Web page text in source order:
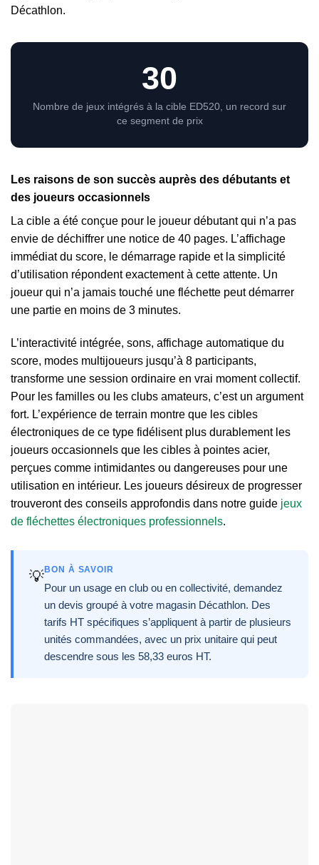
Décathlon.
30
Nombre de jeux intégrés à la cible ED520, un record sur
ce segment de prix
Les raisons de son succès auprès des débutants et
des joueurs occasionnels
La cible a été conçue pour le joueur débutant qui n’a pas
envie de déchiffrer une notice de 40 pages. L’affichage
immédiat du score, le démarrage rapide et la simplicité
d’utilisation répondent exactement à cette attente. Un
joueur qui n’a jamais touché une fléchette peut démarrer
une partie en moins de 3 minutes.
L’interactivité intégrée, sons, affichage automatique du
score, modes multijoueurs jusqu’à 8 participants,
transforme une session ordinaire en vrai moment collectif.
Pour les familles ou les clubs amateurs, c’est un argument
fort. L’expérience de terrain montre que les cibles
électroniques de ce type fidélisent plus durablement les
joueurs occasionnels que les cibles à pointes acier,
perçues comme intimidantes ou dangereuses pour une
utilisation en intérieur. Les joueurs désireux de progresser
trouveront des conseils approfondis dans notre guide jeux
de fléchettes électroniques professionnels.
💡BON À SAVOIR
Pour un usage en club ou en collectivité, demandez
un devis groupé à votre magasin Décathlon. Des
tarifs HT spécifiques s’appliquent à partir de plusieurs
unités commandées, avec un prix unitaire qui peut
descendre sous les 58,33 euros HT.